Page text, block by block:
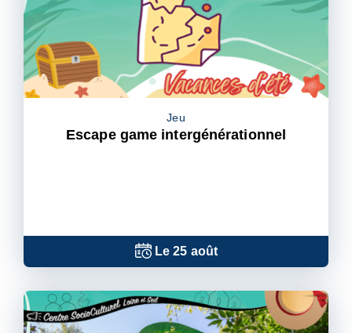
Escape game intergénérationnel
Jeu
Le25 août